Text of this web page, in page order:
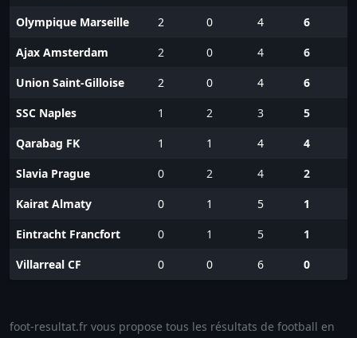
Olympique Marseille
2 0 4
6
Ajax Amsterdam
2 0 4
6
Union Saint-Gilloise
2 0 4
6
SSC Naples
1 2 3
5
Qarabag FK
1 1 4
4
Slavia Prague
0 2 4
2
Kairat Almaty
0 1 5
1
Eintracht Francfort
0 1 5
1
Villarreal CF
0 0 6 0
foot-resultat.fr vous propose tous les résultats de football en